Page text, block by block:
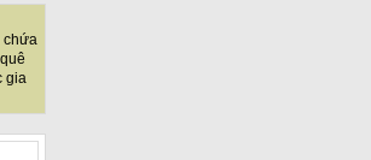
chứa
gia